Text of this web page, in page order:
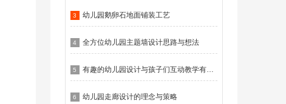
3 幼儿园鹅卵石地面铺装工艺
4 全方位幼儿园主题墙设计思路与想法
5 有趣的幼儿园设计与孩子们互动教学有什么作用？
6 幼儿园走廊设计的理念与策略